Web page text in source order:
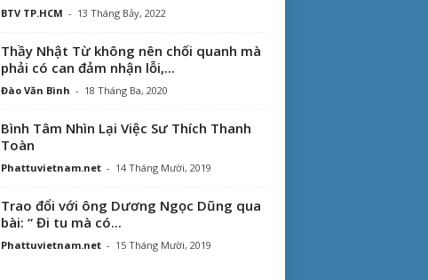
BTV TP.HCM - 13 Tháng Bảy, 2022
Thầy Nhật Từ không nên chối quanh mà
phải có can đảm nhận lỗi,...
Đào Văn Bình - 18 Tháng Ba, 2020
Bình Tâm Nhìn Lại Việc Sư Thích Thanh
Toàn
Phattuvietnam.net - 14 Tháng Mười, 2019
Trao đổi với ông Dương Ngọc Dũng qua
bài: “ Đi tu mà có...
Phattuvietnam.net - 15 Tháng Mười, 2019